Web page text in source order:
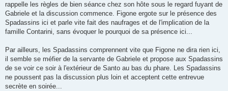
rappelle les règles de bien séance chez son hôte sous le regard fuyant de
Gabriele et la discussion commence. Figone ergote sur le présence des
Spadassins ici et parle vite fait des naufrages et de l'implication de la
famille Contarini, sans évoquer le pourquoi de sa présence ici...
Par ailleurs, les Spadassins comprennent vite que Figone ne dira rien ici,
il semble se méfier de la servante de Gabriele et propose aux Spadassins
de se voir ce soir à l'extérieur de Santo au bas du phare. Les Spadassins
ne poussent pas la discussion plus loin et acceptent cette entrevue
secrète en soirée...